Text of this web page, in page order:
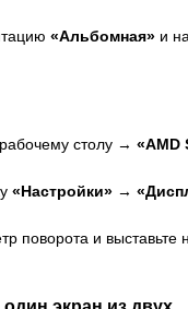
«Альбомная» и
столу → «AMD
«Настройки» →
поворота и